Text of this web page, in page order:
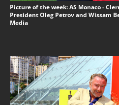
Picture of the week: AS Monaco -
President Oleg Petrov and Wissam
Media